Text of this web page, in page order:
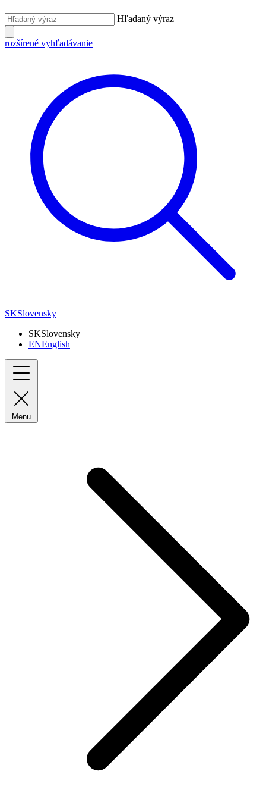
Hľadaný výraz
rozšírené vyhľadávanie
SKSlovensky
SKSlovensky
ENEnglish
Menu